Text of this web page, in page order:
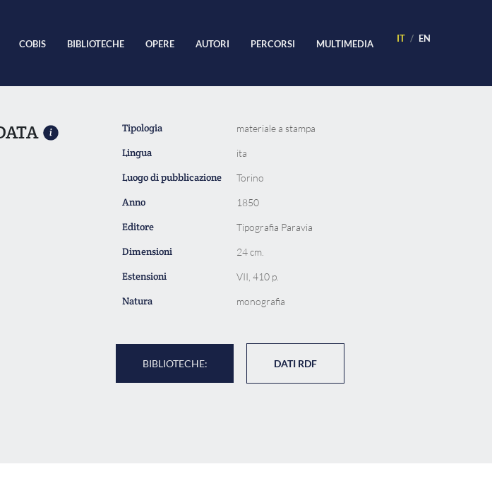
COBIS BIBLIOTECHE OPERE AUTORI PERCORSI MULTIMEDIA IT EN
Tipologia materiale a stampa
Lingua ita
Luogo di pubblicazione Torino
Anno 1850
Editore Tipografia Paravia
Dimensioni 24 cm.
Estensioni VII, 410 p.
Natura monografia
BIBLIOTECHE: DATI RDF